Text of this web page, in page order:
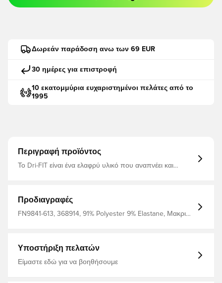
Δωρεάν παράδοση ανω των 69 EUR
30 ημέρες για επιστροφή
10 εκατομμύρια ευχαριστημένοι πελάτες από το
1995
Περιγραφή προϊόντος
Το Dri-FIT είναι ένα ελαφρύ υλικό που αναπνέει και
προσφέροντας ζεστή και άνετη αίσθηση Κρυμμένες
τρύπες για τους αντίχειρες, ώστε το πουκάμισο να έχει
μια άνετη εφαρμογή που διατηρεί το σχήμα του Λεπτή
Προδιαγραφές
FN9841-613, 368914, 91% Polyester 9% Elastane, Μακριά
Υποστήριξη πελατών
Είμαστε εδώ για να βοηθήσουμε